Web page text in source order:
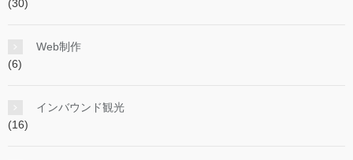
(30)
Web制作
(6)
インバウンド観光
(16)